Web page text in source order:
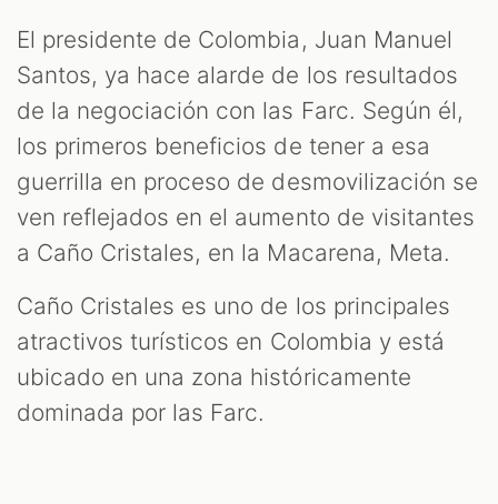
El presidente de Colombia, Juan Manuel
Santos, ya hace alarde de los resultados
de la negociación con las Farc. Según él,
los primeros beneficios de tener a esa
guerrilla en proceso de desmovilización se
ven reflejados en el aumento de visitantes
a Caño Cristales, en la Macarena, Meta.
Caño Cristales es uno de los principales
atractivos turísticos en Colombia y está
ubicado en una zona históricamente
dominada por las Farc.